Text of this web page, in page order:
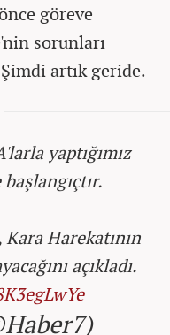
göreve
sorunları
artık geride.
yaptığımız
Harekatının
açıkladı.